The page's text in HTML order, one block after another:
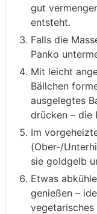
gut
entsteht.
Falls die
Panko
Mit leicht
Bällchen
ausgelegtes
drücken – die
Im
(Ober-/
sie goldgelb
Etwas
genießen –